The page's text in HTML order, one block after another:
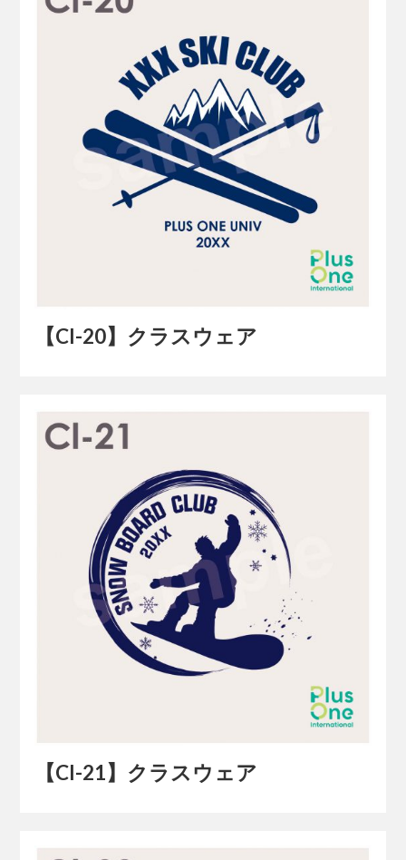
【Cl-20】クラスウェア
【Cl-21】クラスウェア